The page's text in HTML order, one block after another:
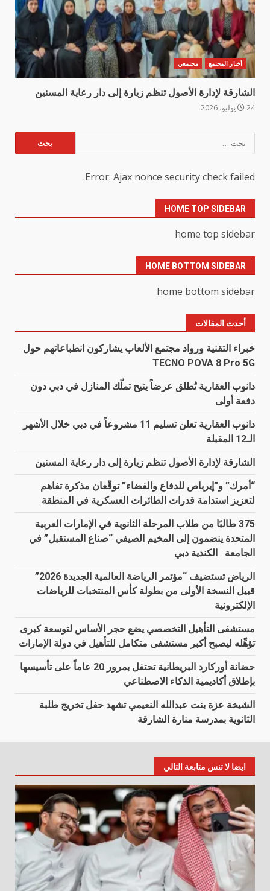
أخبار المجتمع مجتمعي
الشارقة لإدارة الأصول تنظم زيارة إلى دار رعاية المسنين
24 يوليو، 2026
عن:
Error: Ajax nonce security check failed.
HOME TOP SIDEBAR
home top sidebar
HOME BOTTOM SIDEBAR
home bottom sidebar
أحدث المقالات
خبراء التقنية ورواد مجتمع الألعاب يشاركون انطباعاتهم حول
TECNO POVA 8 Pro 5G
دانوب العقارية تُطلق عرضاً يتيح تملّك المنازل في دبي دون
دفعة أولى
دانوب العقارية تعلن تسليم 11 مشروعاً في دبي خلال الأشهر
الـ12 المقبلة
الشارقة لإدارة الأصول تنظم زيارة إلى دار رعاية المسنين
“أمرك” و”إيرباص للدفاع والفضاء” توقّعان مذكرة تفاهم
لتعزيز استدامة قدرات الطائرات العسكرية في المنطقة
375 طالبًا من طلاب المرحلة الثانوية في الإمارات العربية
المتحدة ينضمون إلى المخيم الصيفي “صناع المستقبل” في
الجامعة الكندية دبي
الرياض تستضيف “مؤتمر الرياضة العالمية الجديدة 2026”
قبيل النسخة الأولى من بطولة كأس المنتخبات للرياضات
الإلكترونية
مستشفى التأهيل التخصصي يضع حجر الأساس لتوسعة كبرى
تؤهِّله ليصبح أكبر مستشفى متكامل للتأهيل في دولة الإمارات
حضانة أوركارد البريطانية تحتفل بمرور 20 عاماً على تأسيسها
بإطلاق أكاديمية الذكاء الاصطناعي
الشيخة عزة بنت عبدالله النعيمي تشهد حفل تخريج طلبة
الثانوية بمدرسة منارة الشارقة
ايضا لا تنس متابعة التالي